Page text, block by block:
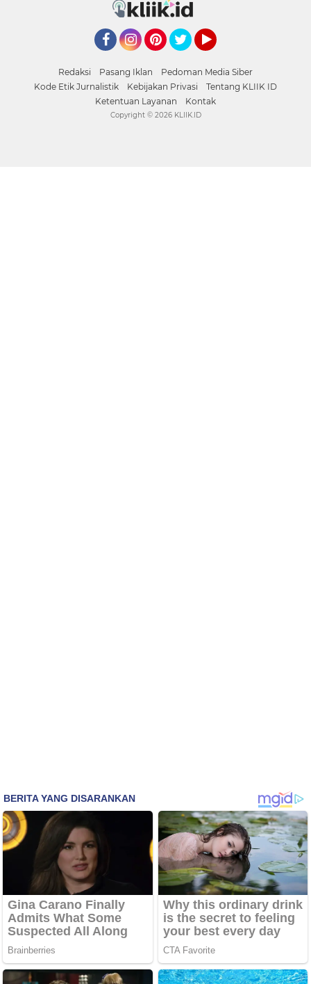
Redaksi Pasang Iklan
Pedoman Media Siber
Kode Etik Jurnalistik
Kebijakan Privasi
Tentang KLIIK ID
Ketentuan Layanan
Kontak
Copyright © 2026 KLIIK.ID